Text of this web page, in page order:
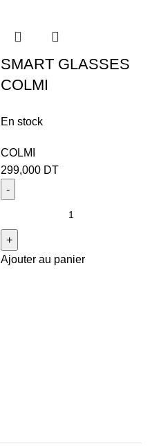
SMART GLASSES
COLMI
En stock
COLMI
299,000 DT
Ajouter au panier